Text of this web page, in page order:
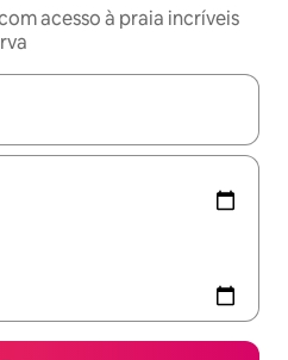
acesso à praia incríveis
disponíveis, explore-os